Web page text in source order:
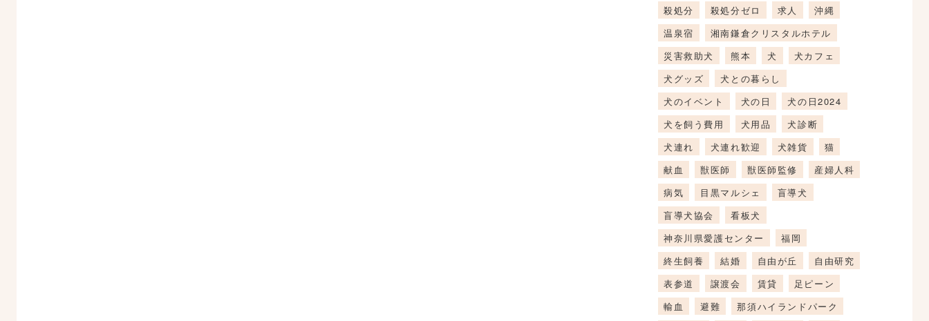
殺処分
殺処分ゼロ 求人
沖縄
温泉宿
湘南鎌倉クリスタルホテル
災害救助犬
熊本 犬
犬カフェ
犬グッズ
犬との暮らし
犬のイベント
犬の日
犬の日2024
犬を飼う費用
犬用品
犬診断
犬連れ
犬連れ歓迎 犬雑貨
猫
献血
獣医師 獣医師監修
産婦人科
病気
目黒マルシェ
盲導犬
盲導犬協会
看板犬
神奈川県愛護センター
福岡
終生飼養
結婚 自由が丘
自由研究
表参道
譲渡会 賃貸
足ピーン
輸血
避難 那須ハイランドパーク